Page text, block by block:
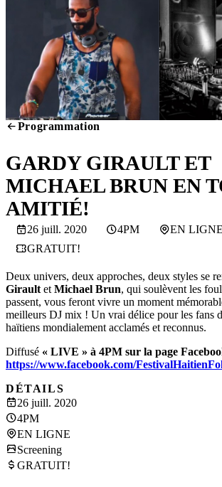
Programmation
GARDY GIRAULT ET
MICHAEL BRUN EN
AMITIÉ!
26 juill. 2020 4PM
EN LIGNE
GRATUIT!
Deux univers, deux approches, deux styles se
Girault et Michael Brun, qui soulèvent les
passent, vous feront vivre un moment
meilleurs DJ mix ! Un vrai délice pour les fans
haïtiens mondialement acclamés et reconnus.
Diffusé « LIVE » à 4PM sur la page
https://www.facebook.com/
DÉTAILS
26 juill. 2020
4PM
EN LIGNE
Screening
GRATUIT!